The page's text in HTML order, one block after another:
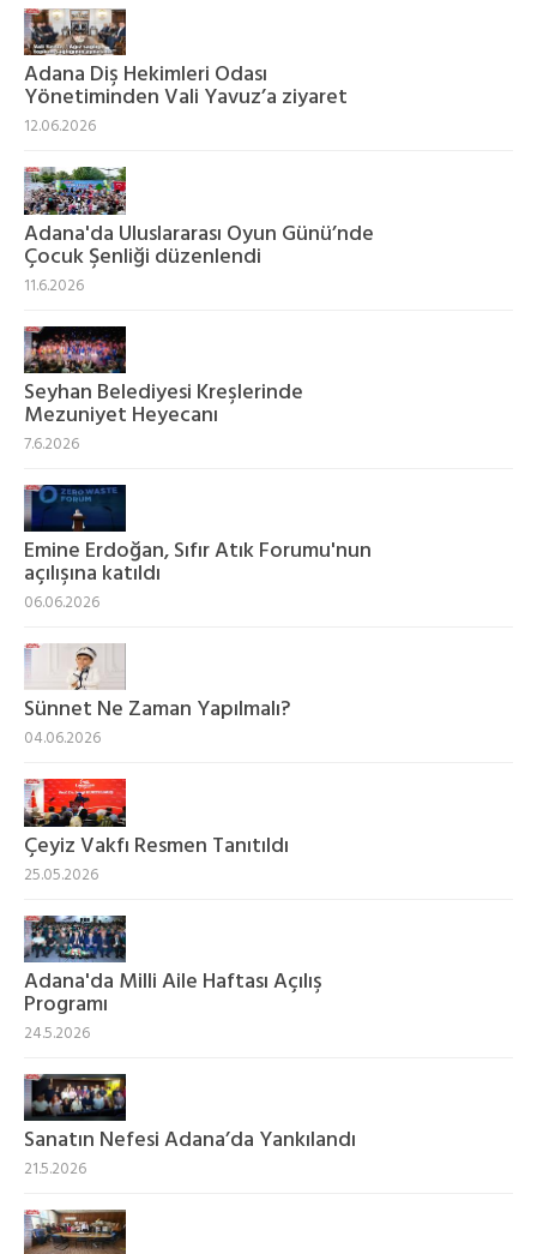
Adana Diş Hekimleri Odası
Yönetiminden Vali Yavuz’a ziyaret
12.06.2026
Adana'da Uluslararası Oyun Günü’nde
Çocuk Şenliği düzenlendi
11.6.2026
Seyhan Belediyesi Kreşlerinde
Mezuniyet Heyecanı
7.6.2026
Emine Erdoğan, Sıfır Atık Forumu'nun
açılışına katıldı
06.06.2026
Sünnet Ne Zaman Yapılmalı?
04.06.2026
Çeyiz Vakfı Resmen Tanıtıldı
25.05.2026
Adana'da Milli Aile Haftası Açılış
Programı
24.5.2026
Sanatın Nefesi Adana’da Yankılandı
21.5.2026